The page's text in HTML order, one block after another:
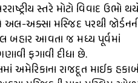
સ્તરે મોટો વિવાદ ઉભો
અક્સા મસ્જિદ પરથી
બહાર આવતા જ મધ્ય પૂર્વમાં
ફગાવી દીધા છે.
અમેરિકાના રાજદૂત માઈક